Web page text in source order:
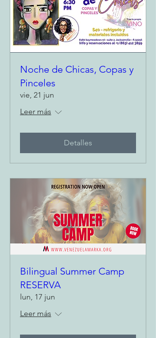
Noche de Chicas, Copas y
Pinceles
vie, 21 jun
Leer más
Detalles
Bilingual Summer Camp
RESERVA
lun, 17 jun
Leer más